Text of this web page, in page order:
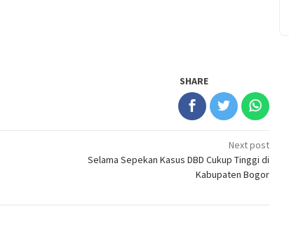
SHARE
Next post
Selama Sepekan Kasus DBD Cukup Tinggi di
Kabupaten Bogor